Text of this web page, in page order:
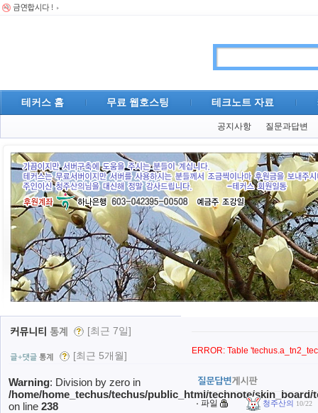
테커스 홈 무료 웹호스팅 테크노트 자료
공지사항 질문과답변
[최근 7일]
[최근 5개월]
Warning: Division by zero in
/home/home_techus/techus/public_html/technote/
on line 238
ERROR: Table
파일 청주산의 10/22